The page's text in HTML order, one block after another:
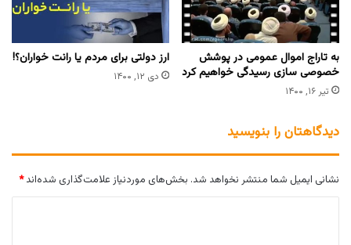
به تاراج اموال عمومی در پوشش
خصوصی سازی رسیدگی خواهیم کرد
تیر ۱۶, ۱۴۰۰
ارز دولتی برای مردم یا رانت خواران؟!
دی ۱۲, ۱۴۰۰
دیدگاهتان را بنویسید
نشانی ایمیل شما منتشر نخواهد شد. بخش‌های موردنیاز علامت‌گذاری شده‌اند*